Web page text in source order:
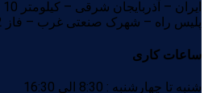
پلیس راه – شهرک صنعتی غرب – فاز 2
ساعات کاری
شنبه تا چهارشنبه : 8:30 الی 16:30